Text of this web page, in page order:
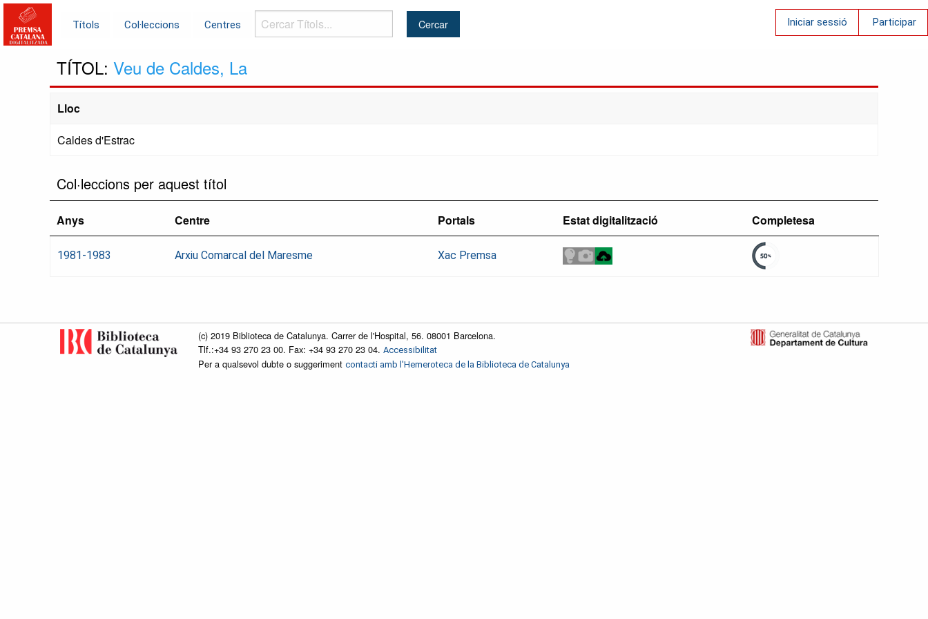
Títols Col·leccions Centres
Cercar
Títols...
Iniciar sessió Participar
TÍTOL: Veu de Caldes, La
Lloc
Caldes d'Estrac
Col·leccions per aquest títol
Anys Centre Portals Estat digitalització Completesa
1981-1983 Arxiu Comarcal del Maresme Xac Premsa
(c) 2019 Biblioteca de Catalunya. Carrer de l'Hospital, 56. 08001 Barcelona.
Tlf.:+34 93 270 23 00. Fax: +34 93 270 23 04. Accessibilitat
Per a qualsevol dubte o suggeriment contacti amb l'Hemeroteca de la Biblioteca de Catalunya